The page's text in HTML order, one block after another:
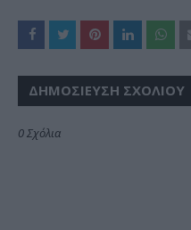
ΔΗΜΟΣΊΕΥΣΗ ΣΧΟΛΊΟΥ
0 Σχόλια